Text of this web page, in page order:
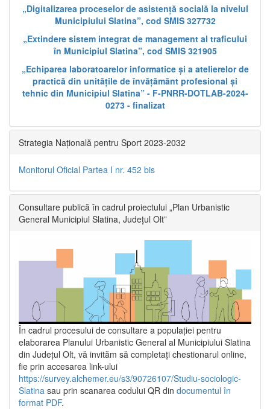
„Digitalizarea proceselor de asistență socială la nivelul
Municipiului Slatina”, cod SMIS 327732
„Extindere sistem integrat de management al traficului
în Municipiul Slatina”, cod SMIS 321905
„Echiparea laboratoarelor informatice și a atelierelor de
practică din unitățile de învățământ profesional și
tehnic din Municipiul Slatina” - F-PNRR-DOTLAB-2024-
0273 - finalizat
Strategia Națională pentru Sport 2023-2032
Monitorul Oficial Partea I nr. 452 bis
Consultare publică în cadrul proiectului „Plan Urbanistic
General Municipiul Slatina, Județul Olt”
În cadrul procesului de consultare a populaţiei pentru
elaborarea Planului Urbanistic General al Municipiului Slatina
din Județul Olt, vă invităm să completați chestionarul online,
fie prin accesarea link-ului
https://survey.alchemer.eu/s3/90726107/Studiu-sociologic-
Slatina sau prin scanarea codului QR din documentul în
format PDF.